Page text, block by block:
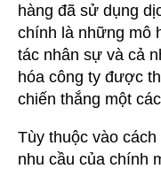
hàng đã sử dụng
chính là những mô
tác nhân sự và cả
hóa công ty được
chiến thắng một
Tùy thuộc vào
nhu cầu của chính